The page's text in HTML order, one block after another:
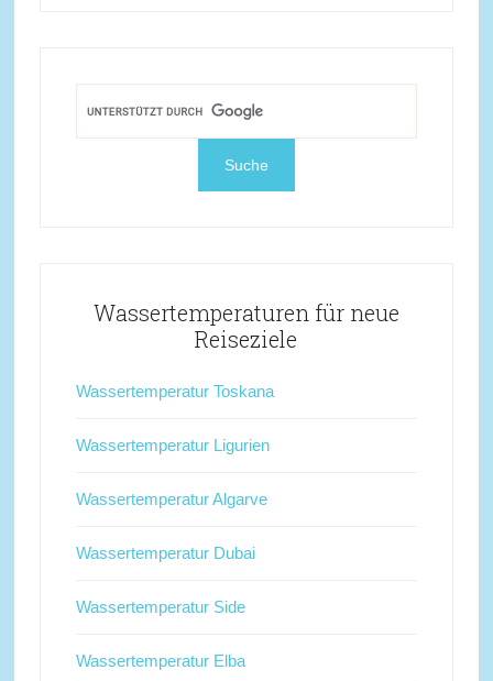
Wassertemperaturen für neue
Reiseziele
Wassertemperatur Toskana
Wassertemperatur Ligurien
Wassertemperatur Algarve
Wassertemperatur Dubai
Wassertemperatur Side
Wassertemperatur Elba